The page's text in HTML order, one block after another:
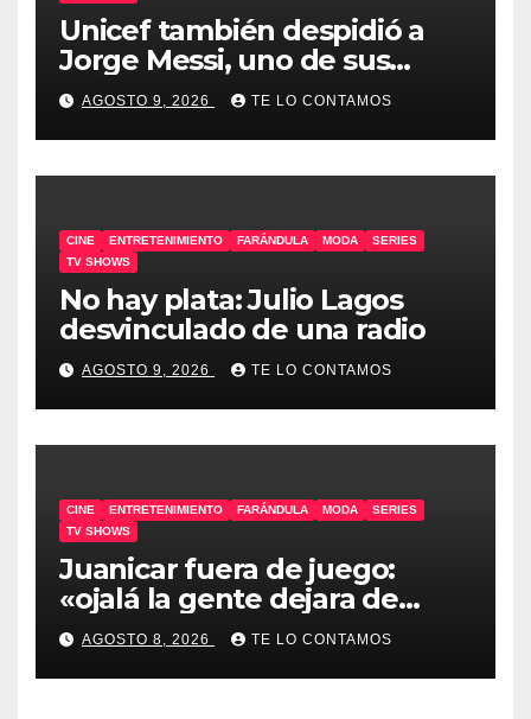
Unicef también despidió a
Jorge Messi, uno de sus
embajadores
AGOSTO 9, 2026 TE LO CONTAMOS
CINE ENTRETENIMIENTO FARÁNDULA MODA
SERIES
TV SHOWS
No hay plata: Julio Lagos
desvinculado de una radio
AGOSTO 9, 2026 TE LO CONTAMOS
CINE ENTRETENIMIENTO FARÁNDULA MODA
SERIES
TV SHOWS
Juanicar fuera de juego:
«ojalá la gente dejara de
odiar tanto»
AGOSTO 8, 2026 TE LO CONTAMOS